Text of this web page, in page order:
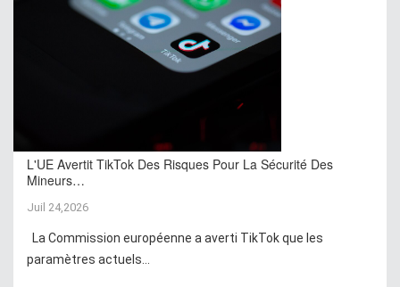
L'UE Avertit TikTok Des Risques Pour La Sécurité Des
Mineurs…
Juil 24,2026
La Commission européenne a averti TikTok que les
paramètres actuels...